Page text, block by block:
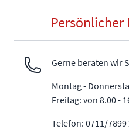
Persönlicher
Gerne beraten wir
Montag -
Freitag: von 8.00 -
Telefon: 0711/7899